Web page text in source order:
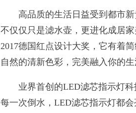
高品质的生活日益受到都市新
不仅仅只是滤水壶，更进化成居
2017德国红点设计大奖，它有着
自然的清新色彩，完美融入你的
业界首创的LED滤芯指示灯科
每一次倒水，LED滤芯指示灯都